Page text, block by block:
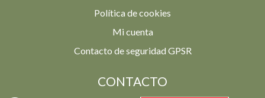
Política de cookies
Mi cuenta
Contacto de seguridad GPSR
CONTACTO